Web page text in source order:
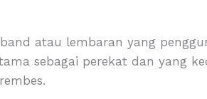
atau lembaran yang
sebagai perekat dan yang